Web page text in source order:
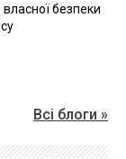
власної безпеки
Всі блоги »